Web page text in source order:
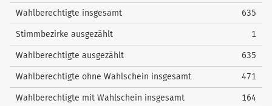
Wahlberechtigte insgesamt 635
Stimmbezirke ausgezählt 1
Wahlberechtigte ausgezählt 635
Wahlberechtigte ohne Wahlschein insgesamt 471
Wahlberechtigte mit Wahlschein insgesamt 164